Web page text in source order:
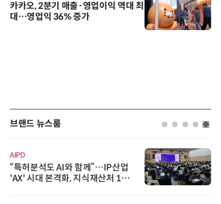
카카오, 2분기 매출·영업이익 역대 최
대…영업익 36% 증가
브랜드 뉴스룸
업
1호
노보센스, PWM 고주파 과도
난제 극복…차량용 전류 감지